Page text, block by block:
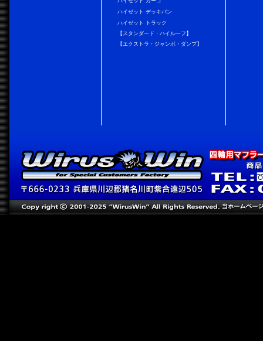
ハイゼット デッキバン
ハイゼット トラック
【スタンダード・ハイルーフ】
【エクストラ・ジャンボ・ダンプ】